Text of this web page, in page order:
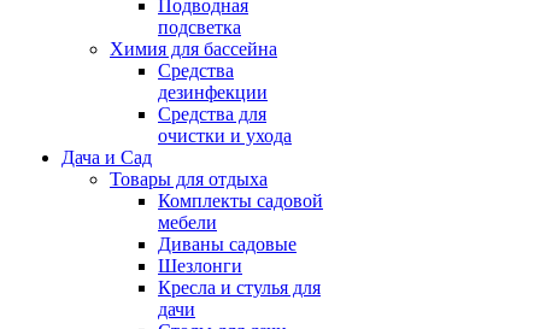
Подводная
подсветка
Химия для бассейна
Средства
дезинфекции
Средства для
очистки и ухода
Дача и Сад
Товары для отдыха
Комплекты садовой
мебели
Диваны садовые
Шезлонги
Кресла и стулья для
дачи